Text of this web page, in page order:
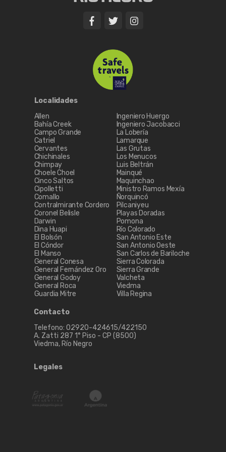
Localidades
Allen
Bahía Creek
Campo Grande
Catriel
Cervantes
Chichinales
Chimpay
Choele Choel
Cinco Saltos
Cipolletti
Comallo
Contralmirante Cordero
Coronel Belisle
Darwin
Dina Huapi
El Bolsón
El Cóndor
El Manso
General Conesa
General Fernández Oro
General Godoy
General Roca
Guardia Mitre
Ingeniero Huergo
Ingeniero Jacobacci
La Lobería
Lamarque
Las Grutas
Los Menucos
Luis Beltrán
Mainqué
Maquinchao
Ministro Ramos Mexía
Ñorquincó
Pilcaniyeu
Playas Doradas
Pomona
Río Colorado
San Antonio Este
San Antonio Oeste
San Carlos de Bariloche
Sierra Colorada
Sierra Grande
Valcheta
Viedma
Villa Regina
Contacto
Telefono: 02920-424615/422150
A. Zatti 287 1° Piso - CP (8500)
Viedma, Río Negro
Legales